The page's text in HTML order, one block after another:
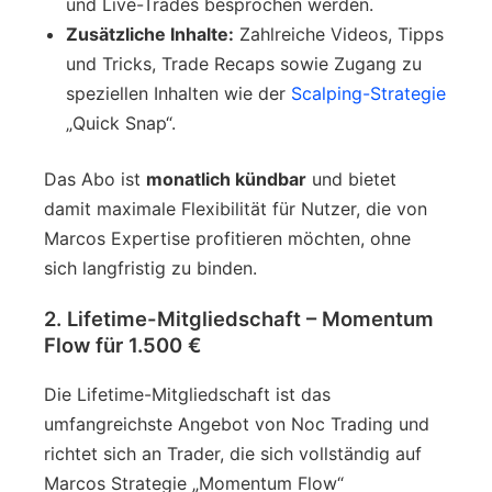
Zusätzliche Inhalte: Zahlreiche Videos, Tipps
und Tricks, Trade Recaps sowie Zugang zu
speziellen Inhalten wie der Scalping-Strategie
„Quick Snap“.
Das Abo ist monatlich kündbar und bietet
damit maximale Flexibilität für Nutzer, die von
Marcos Expertise profitieren möchten, ohne
sich langfristig zu binden.
2. Lifetime-Mitgliedschaft – Momentum
Flow für 1.500 €
Die Lifetime-Mitgliedschaft ist das
umfangreichste Angebot von Noc Trading und
richtet sich an Trader, die sich vollständig auf
Marcos Strategie „Momentum Flow“